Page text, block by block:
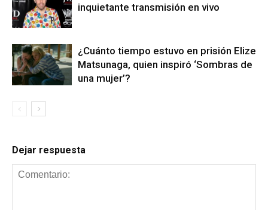
inquietante transmisión en vivo
¿Cuánto tiempo estuvo en prisión Elize
Matsunaga, quien inspiró ‘Sombras de
una mujer’?
Dejar respuesta